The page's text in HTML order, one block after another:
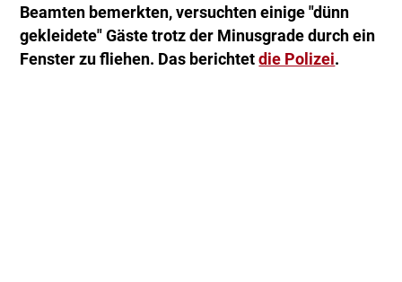
Beamten bemerkten, versuchten einige "dünn
gekleidete" Gäste trotz der Minusgrade durch ein
Fenster zu fliehen. Das berichtetdie Polizei.